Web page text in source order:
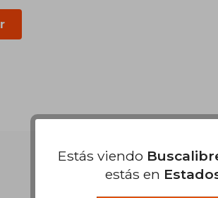
Nuestras
Estás viendo
estás en